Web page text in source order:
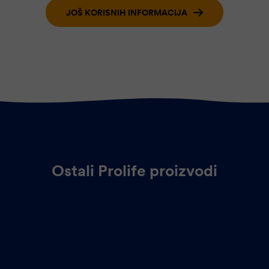
JOŠ KORISNIH INFORMACIJA
Ostali Prolife proizvodi